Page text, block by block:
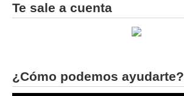
Te sale a cuenta
¿Cómo podemos ayudarte?